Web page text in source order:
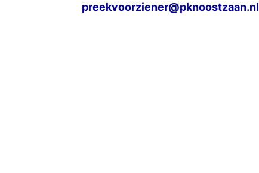
preekvoorziener@pknoostzaan.nl